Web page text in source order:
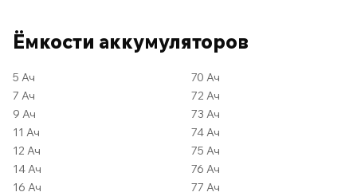
Ёмкости аккумуляторов
5 Ач
7 Ач
9 Ач
11 Ач
12 Ач
14 Ач
16 Ач
70 Ач
72 Ач
73 Ач
74 Ач
75 Ач
76 Ач
77 Ач